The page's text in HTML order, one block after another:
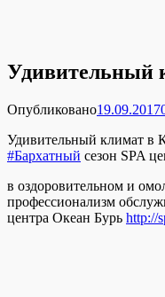
Удивительный
Опубликовано19.09.2017
Удивительный климат в
#Бархатный сезон SPA
в оздоровительном и
профессионализм
центра Океан Бурь http://